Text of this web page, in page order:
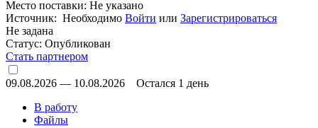
Место поставки: Не указано
Источник: Необходимо Войти или Зарегистрироваться
Не задана
Статус: Опубликован
Стать партнером
09.08.2026 — 10.08.2026
Остался 1 день
В работу
Файлы